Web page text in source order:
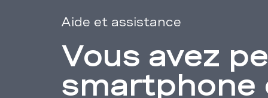
vol
navigation
service
Aide et assistance
Vous avez
smartphone